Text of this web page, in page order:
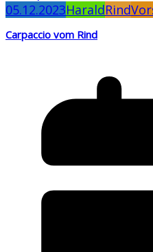
05.12.2023HaraldRind
Carpaccio vom Rind